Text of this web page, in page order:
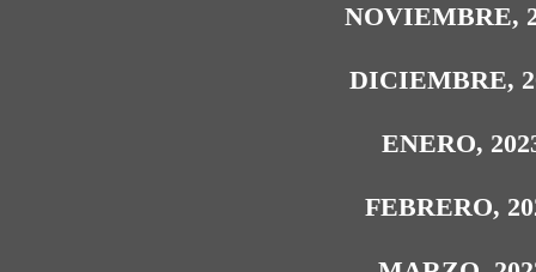
NOVIEMBRE,
DICIEMBRE,
ENERO,
FEBRERO,